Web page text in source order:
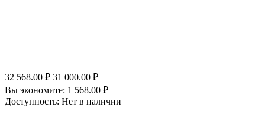
32 568.00 ₽ 31 000.00 ₽
Вы экономите: 1 568.00 ₽
Доступность: Нет в наличии